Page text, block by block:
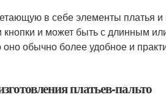
в себе элементы платья
и может быть с длинным
обычно более удобное и
платьев-пальто